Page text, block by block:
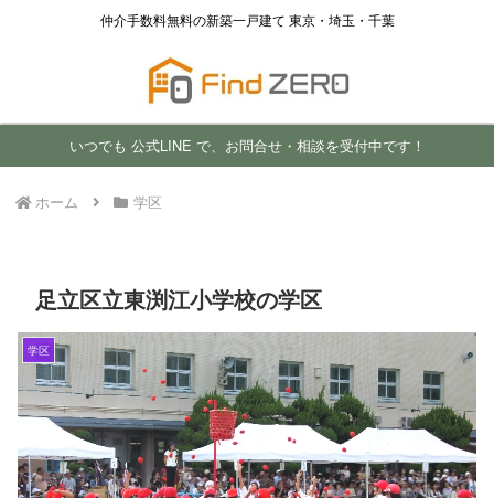
仲介手数料無料の新築一戸建て 東京・埼玉・千葉
いつでも 公式LINE で、お問合せ・相談を受付中です！
ホーム 学区
足立区立東渕江小学校の学区
学区